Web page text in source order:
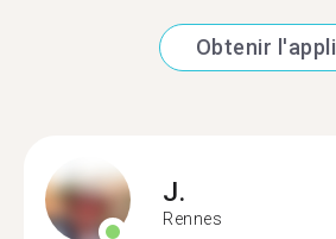
Obtenir l'appli
J.
Rennes